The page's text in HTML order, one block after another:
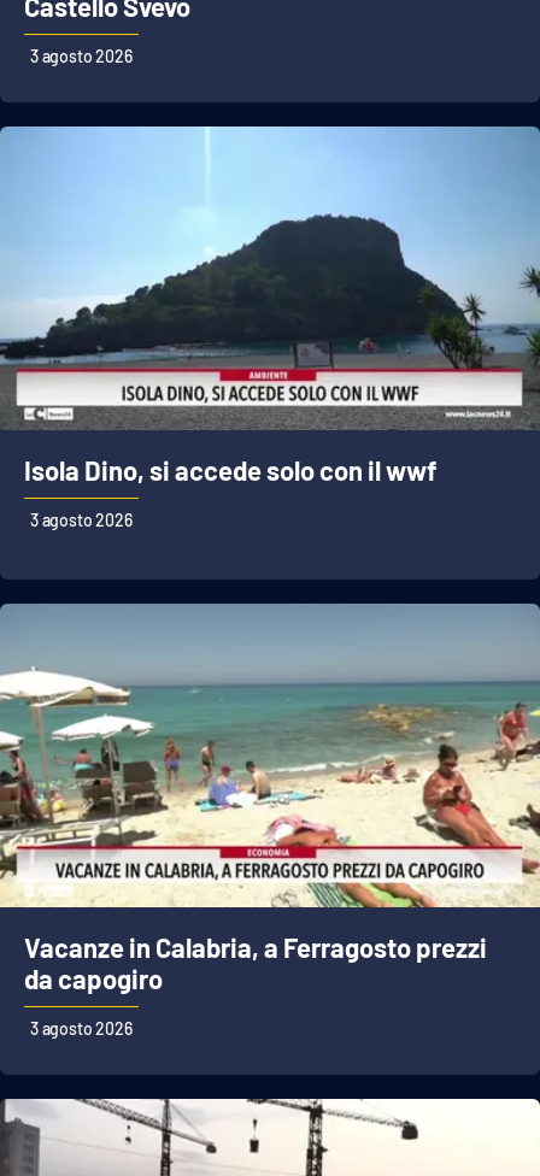
3 agosto 2026
Isola Dino, si accede solo con il wwf
3 agosto 2026
Vacanze in Calabria, a Ferragosto prezzi
da capogiro
3 agosto 2026